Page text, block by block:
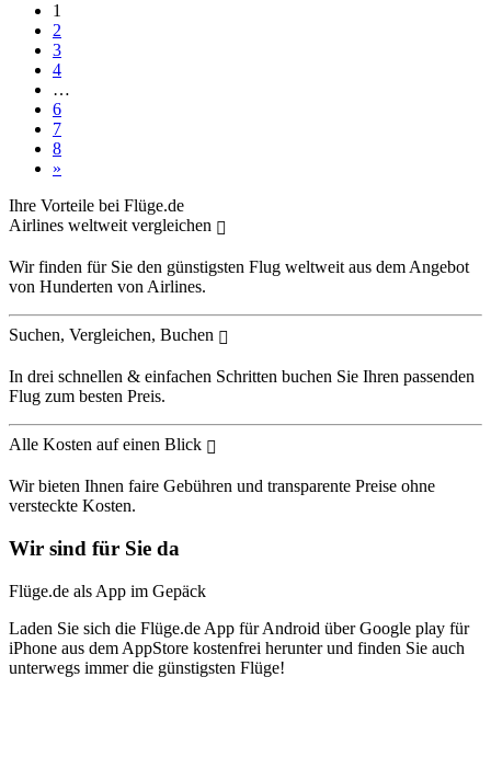
1
2
3
4
…
6
7
8
»
Ihre Vorteile bei Flüge.de
Airlines weltweit vergleichen
Wir finden für Sie den günstigsten Flug weltweit aus dem Angebot
von Hunderten von Airlines.
Suchen, Vergleichen, Buchen
In drei schnellen & einfachen Schritten buchen Sie Ihren passenden
Flug zum besten Preis.
Alle Kosten auf einen Blick
Wir bieten Ihnen faire Gebühren und transparente Preise ohne
versteckte Kosten.
Wir sind für Sie da
Flüge.de als App im Gepäck
Laden Sie sich die Flüge.de App für Android über Google play für
iPhone aus dem AppStore kostenfrei herunter und finden Sie auch
unterwegs immer die günstigsten Flüge!